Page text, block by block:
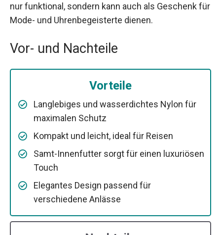
nur funktional, sondern kann auch als Geschenk für
Mode- und Uhrenbegeisterte dienen.
Vor- und Nachteile
Vorteile
Langlebiges und wasserdichtes Nylon für
maximalen Schutz
Kompakt und leicht, ideal für Reisen
Samt-Innenfutter sorgt für einen luxuriösen
Touch
Elegantes Design passend für
verschiedene Anlässe